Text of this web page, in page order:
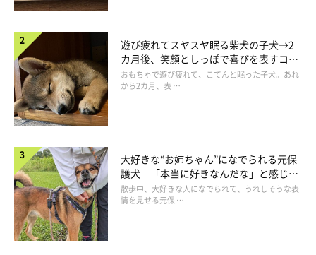
遊び疲れてスヤスヤ眠る柴犬の子犬→2
カ月後、笑顔としっぽで喜びを表すコに
成長！
おもちゃで遊び疲れて、こてんと眠った子犬。あれ
から2カ月、表 …
大好きな“お姉ちゃん”になでられる元保
護犬 「本当に好きなんだな」と感じる
表情にほっこり
散歩中、大好きな人になでられて、うれしそうな表
情を見せる元保 …